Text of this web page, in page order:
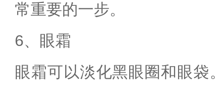
常重要的一步。
6、眼霜
眼霜可以淡化黑眼圈和眼袋